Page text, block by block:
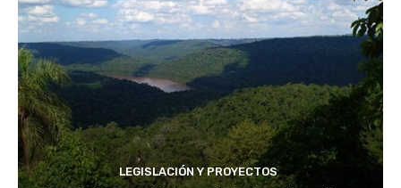
LEGISLACIÓN Y PROYECTOS